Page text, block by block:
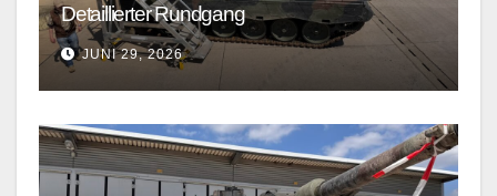
Detaillierter Rundgang
JUNI 29, 2026